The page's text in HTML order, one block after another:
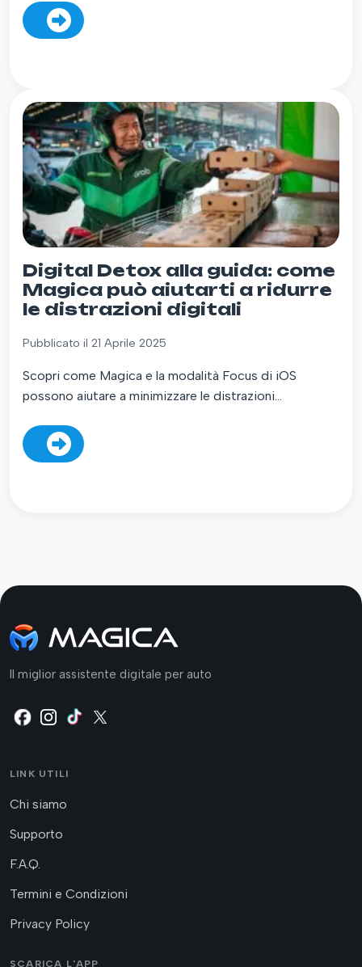
Digital Detox alla guida: come
Magica può aiutarti a ridurre
le distrazioni digitali
Pubblicato il 21 Aprile 2025
Scopri come Magica e la modalità Focus di iOS
possono aiutare a minimizzare le distrazioni...
Il miglior assistente digitale per auto
LINK UTILI
Chi siamo
Supporto
F.A.Q.
Termini e Condizioni
Privacy Policy
SCARICA L'APP